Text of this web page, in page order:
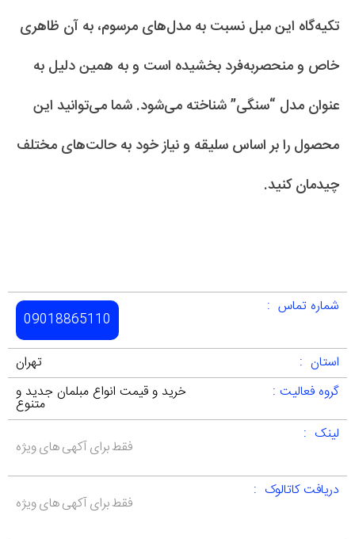
تکیه‌گاه این مبل نسبت به مدل‌های مرسوم، به آن ظاهری
خاص و منحصربه‌فرد بخشیده است و به همین دلیل به
عنوان مدل “سنگی” شناخته می‌شود. شما می‌توانید این
محصول را بر اساس سلیقه و نیاز خود به حالت‌های مختلف
چیدمان کنید.
شماره تماس :
09018865110
استان :
تهران
گروه فعالیت :
خرید و قیمت انواع مبلمان جدید و
متنوع
لینک :
فقط برای آکهی های ویژه
دریافت کاتالوک :
فقط برای آکهی های ویژه